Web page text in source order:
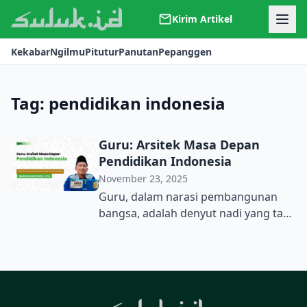
Kirim Artikel
Kerjasama
Kontak
KekabarNgilmuPituturPanutanPepanggen
Tag: pendidikan indonesia
Guru: Arsitek Masa Depan
Pendidikan Indonesia
November 23, 2025
Guru, dalam narasi pembangunan
bangsa, adalah denyut nadi yang tak
pemantik semangat, dan pemegang